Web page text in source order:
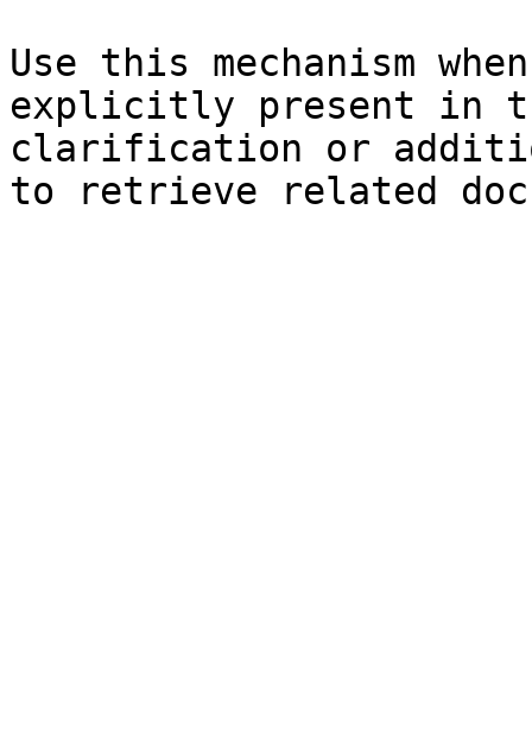
Use this mechanism
explicitly present in
clarification or